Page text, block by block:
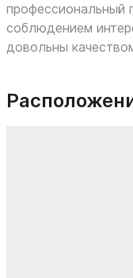
соблюдением
довольны